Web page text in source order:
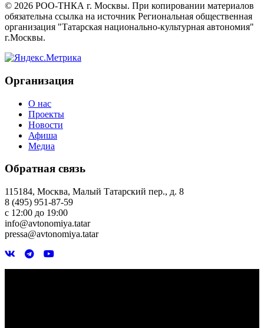
© 2026 РОО-ТНКА г. Москвы. При копировании материалов
обязательна ссылка на источник Региональная общественная
организация "Татарская национально-культурная автономия"
г.Москвы.
Организация
О нас
Проекты
Новости
Афиша
Медиа
Обратная связь
115184, Москва, Малый Татарский пер., д. 8
8 (495) 951-87-59
с 12:00 до 19:00
info@avtonomiya.tatar
pressa@avtonomiya.tatar